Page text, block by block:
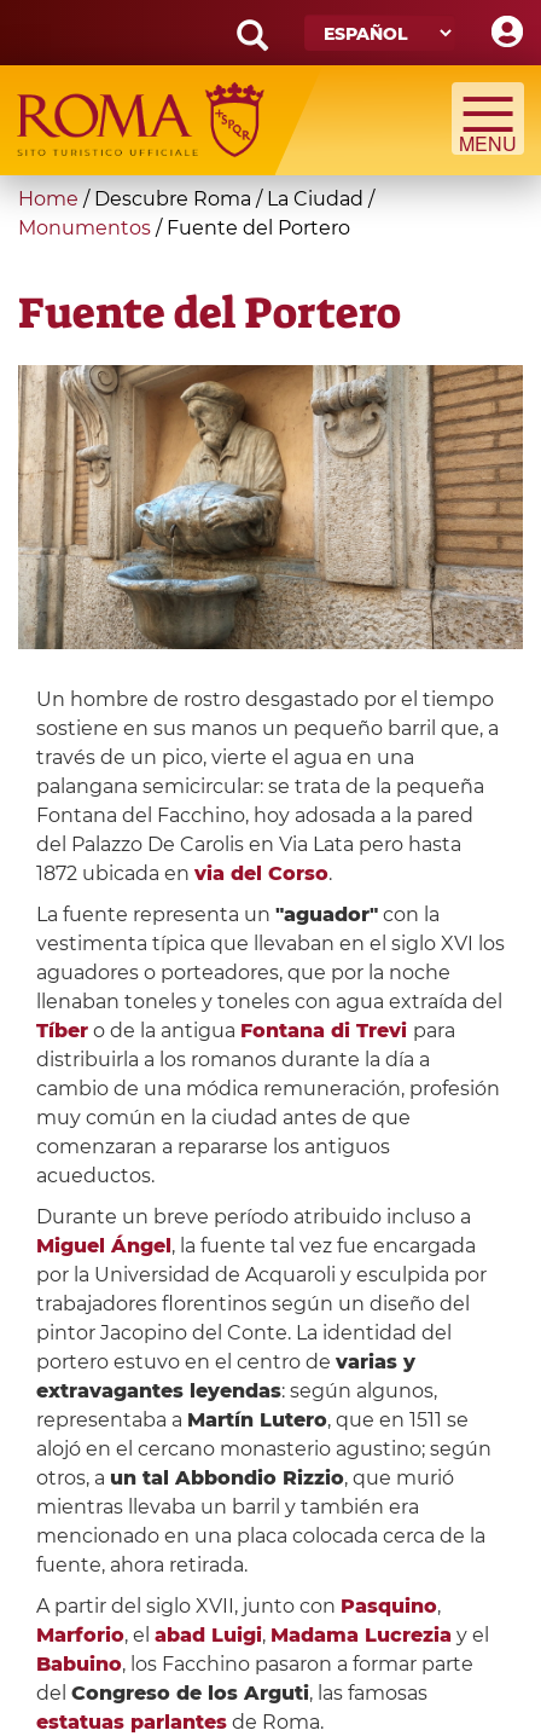
main
content
Search
form
Búsqueda
You
are
Home / Descubre Roma / La Ciudad /
Monumentos / Fuente del Portero
Fuente del Portero
Un hombre de rostro desgastado por el tiempo
sostiene en sus manos un pequeño barril que, a
través de un pico, vierte el agua en una
palangana semicircular: se trata de la pequeña
Fontana del Facchino, hoy adosada a la pared
del Palazzo De Carolis en Via Lata pero hasta
1872 ubicada en via del Corso.
La fuente representa un "aguador"con la
vestimenta típica que llevaban en el siglo XVI los
aguadores o porteadores, que por la noche
llenaban toneles y toneles con agua extraída del
Tíbero de la antigua Fontana di Trevi para
distribuirla a los romanos durante la día a
cambio de una módica remuneración, profesión
muy común en la ciudad antes de que
comenzaran a repararse los antiguos
acueductos.
Durante un breve período atribuido incluso a
Miguel Ángel , la fuente tal vez fue encargada
por la Universidad de Acquaroli y esculpida por
trabajadores florentinos según un diseño del
pintor Jacopino del Conte. La identidad del
portero estuvo en el centro de varias y
extravagantes leyendas: según algunos,
representaba a Martín Lutero, que en 1511 se
alojó en el cercano monasterio agustino; según
otros, a un tal Abbondio Rizzio, que murió
mientras llevaba un barril y también era
mencionado en una placa colocada cerca de la
fuente, ahora retirada.
A partir del siglo XVII, junto con Pasquino,
Marforio, el abad Luigi, Madama Lucreziay el
Babuino, los Facchino pasaron a formar parte
del Congreso de los Arguti, las famosas
estatuas parlantesde Roma.